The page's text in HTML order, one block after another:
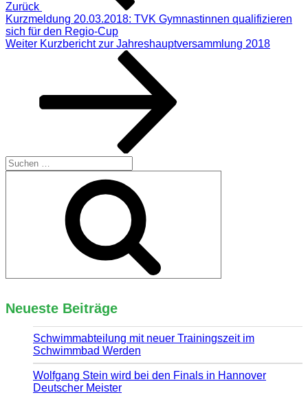
Zurück
Kurzmeldung 20.03.2018: TVK Gymnastinnen qualifizieren
sich für den Regio-Cup
Nächster
Weiter Kurzbericht zur Jahreshauptversammlung 2018
Suchen
nach:
Neueste Beiträge
Schwimmabteilung mit neuer Trainingszeit im
Schwimmbad Werden
Wolfgang Stein wird bei den Finals in Hannover
Deutscher Meister